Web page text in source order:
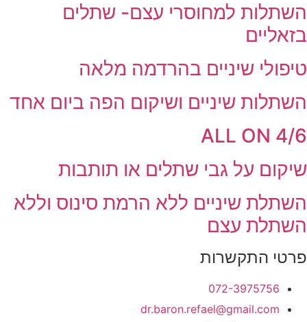
השתלות למחוסרי עצם- שתלים
בזאליים
טיפולי שיניים בהרדמה מלאה
השתלות שיניים ושיקום הפה ביום אחד
ALL ON 4/6
שיקום על גבי שתלים או תותבות
השתלת שיניים ללא הרמת סינוס וללא
השתלת עצם
פרטי התקשרות
072-3975756
dr.baron.refael@gmail.com